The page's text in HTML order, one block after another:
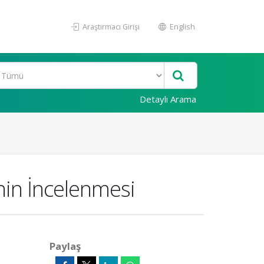
Araştırmacı Girişi English
Detaylı Arama
İncelenmesi
Paylaş